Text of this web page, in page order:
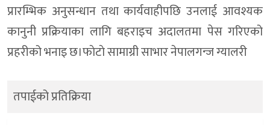
प्रारम्भिक अनुसन्धान तथा कार्यवाहीपछि उनलाई आवश्यक
कानुनी प्रक्रियाका लागि बहराइच अदालतमा पेस गरिएको
प्रहरीको भनाइ छ।फाेटाे सामाग्री साभार नेपालगन्ज ग्यालरी
तपाईको प्रतिक्रिया